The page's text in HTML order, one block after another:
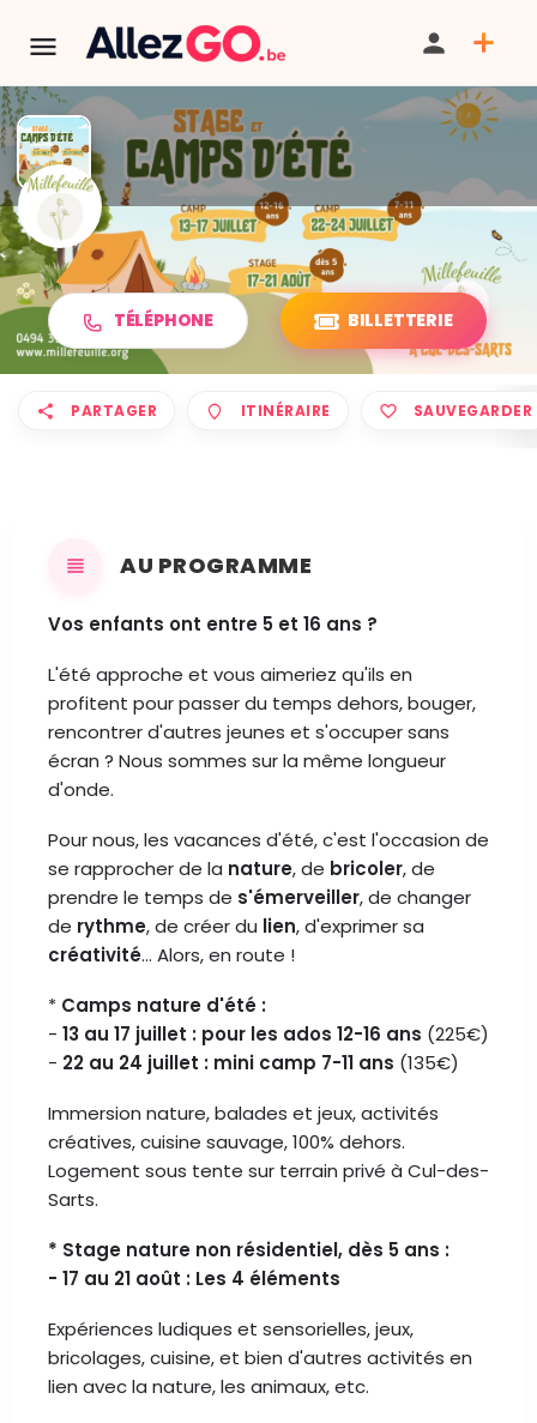
Stage et camps nature d'été
TÉLÉPHONE BILLETTERIE
PARTAGER ITINÉRAIRE SAUVEGARDER
AU PROGRAMME
Vos enfants ont entre 5 et 16 ans ?
L'été approche et vous aimeriez qu'ils en
profitent pour passer du temps dehors, bouger,
rencontrer d'autres jeunes et s'occuper sans
écran ? Nous sommes sur la même longueur
d'onde.
Pour nous, les vacances d'été, c'est l'occasion de
se rapprocher de la nature, de bricoler, de
prendre le temps de s'émerveiller, de changer
de rythme, de créer du lien, d'exprimer sa
créativité... Alors, en route !
* Camps nature d'été :
- 13 au 17 juillet : pour les ados 12-16 ans (225€)
- 22 au 24 juillet : mini camp 7-11 ans (135€)
Immersion nature, balades et jeux, activités
créatives, cuisine sauvage, 100% dehors.
Logement sous tente sur terrain privé à Cul-des-
Sarts.
* Stage nature non résidentiel, dès 5 ans :
- 17 au 21 août : Les 4 éléments
Expériences ludiques et sensorielles, jeux,
bricolages, cuisine, et bien d'autres activités en
lien avec la nature, les animaux, etc.